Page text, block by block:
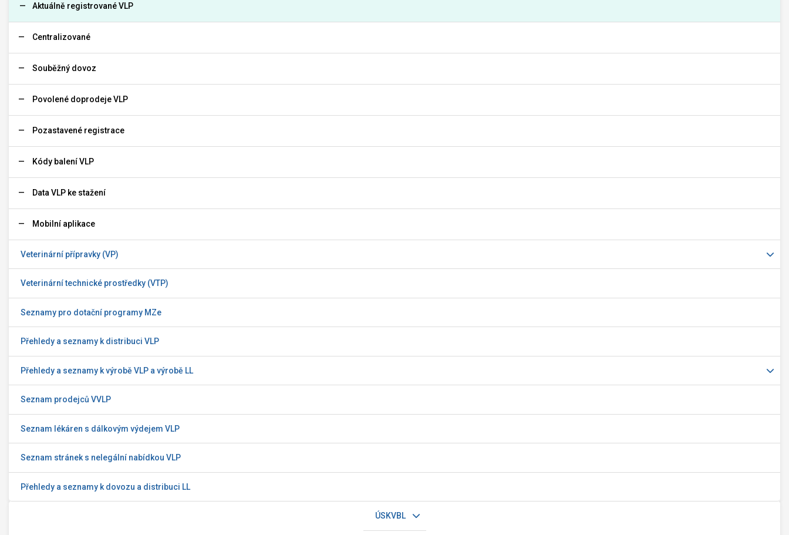
Aktuálně registrované VLP
Centralizované
Souběžný dovoz
Povolené doprodeje VLP
Pozastavené registrace
Kódy balení VLP
Data VLP ke stažení
Mobilní aplikace
Veterinární přípravky (VP)
Veterinární technické prostředky (VTP)
Seznamy pro dotační programy MZe
Přehledy a seznamy k distribuci VLP
Přehledy a seznamy k výrobě VLP a výrobě LL
Seznam prodejců VVLP
Seznam lékáren s dálkovým výdejem VLP
Seznam stránek s nelegální nabídkou VLP
Přehledy a seznamy k dovozu a distribuci LL
ÚSKVBL